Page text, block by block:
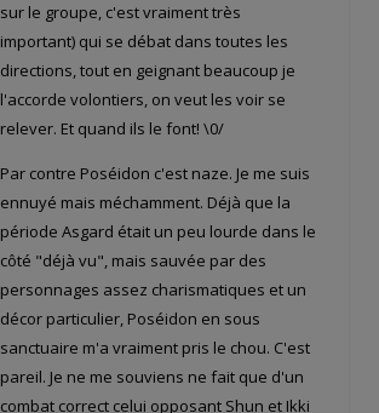
sur le groupe, c'est vraiment très
important) qui se débat dans toutes les
directions, tout en geignant beaucoup je
l'accorde volontiers, on veut les voir se
relever. Et quand ils le font! \0/
Par contre Poséidon c'est naze. Je me suis
ennuyé mais méchamment. Déjà que la
période Asgard était un peu lourde dans le
côté "déjà vu", mais sauvée par des
personnages assez charismatiques et un
décor particulier, Poséidon en sous
sanctuaire m'a vraiment pris le chou. C'est
pareil. Je ne me souviens ne fait que d'un
combat correct celui opposant Shun et Ikki